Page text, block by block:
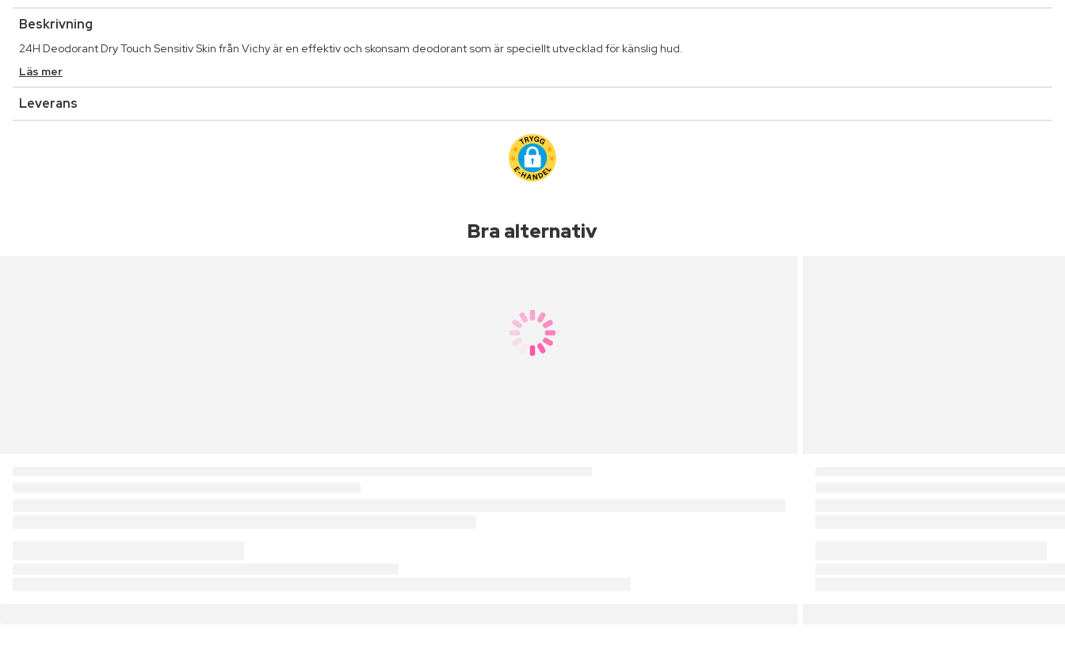
Beskrivning
24H Deodorant Dry Touch Sensitiv Skin från Vichy är en effektiv och skonsam deodorant som är speciellt utvecklad för känslig hud.
Läs mer
Leverans
Bra alternativ